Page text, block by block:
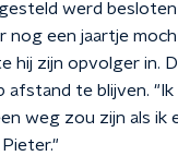
werd besloten
nog een jaartje
hij zijn opvolger in.
afstand te blijven.
weg zou zijn als ik